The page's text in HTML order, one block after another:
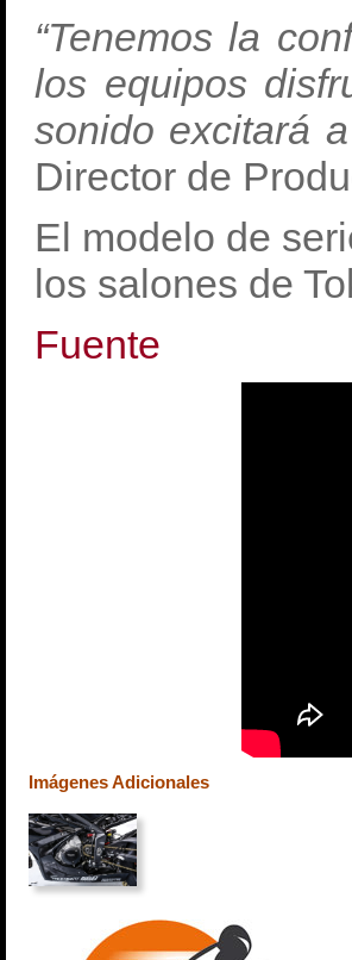
“Tenemos la
los equipos
sonido excitará
Director de
El modelo de
los salones de
Fuente
Imágenes Adicionales